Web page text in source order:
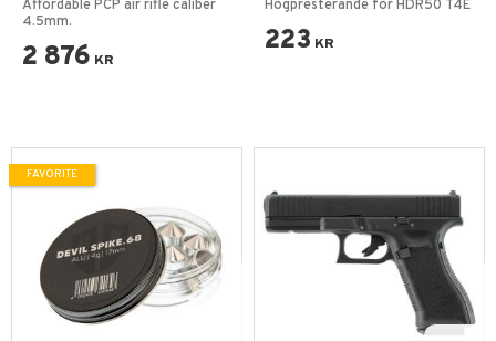
Affordable PCP air rifle caliber
4.5mm.
2 876 KR
Högpresterande för HDR50 T4E
223 KR
FAVORITE